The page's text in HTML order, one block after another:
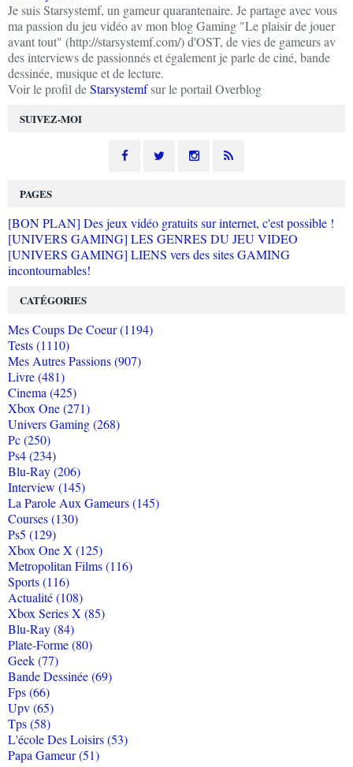
SUIVEZ-MOI
Je suis Starsystemf, un gameur quarantenaire. Je partage avec vous
ma passion du jeu vidéo av mon blog Gaming "Le plaisir de jouer
avant tout" (http://starsystemf.com/) d'OST, de vies de gameurs av
des interviews de passionnés et également je parle de ciné, bande
dessinée, musique et de lecture.
Voir le profil deStarsystemfsur le portail Overblog
PAGES
[BON PLAN] Des jeux vidéo gratuits sur internet, c'est possible !
[UNIVERS GAMING] LES GENRES DU JEU VIDEO
[UNIVERS GAMING] LIENS vers des sites GAMING
incontournables!
CATÉGORIES
Mes Coups De Coeur (1194)
Tests (1110)
Mes Autres Passions (907)
Livre (481)
Cinema (425)
Xbox One (271)
Univers Gaming (268)
Pc (250)
Ps4 (234)
Blu-Ray (206)
Interview (145)
La Parole Aux Gameurs (145)
Courses (130)
Ps5 (129)
Xbox One X (125)
Metropolitan Films (116)
Sports (116)
Actualité (108)
Xbox Series X (85)
Blu-Ray (84)
Plate-Forme (80)
Geek (77)
Bande Dessinée (69)
Fps (66)
Upv (65)
Tps (58)
L'école Des Loisirs (53)
Papa Gameur (51)